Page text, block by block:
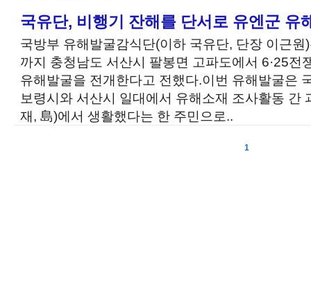
국유단, 비행기 잔해를 단서로 유엔군 유
국방부 유해발굴감식단(이하 국유단, 단장 이근
까지 충청남도 서산시 팔봉면 고파도에서 6·25전
유해발굴을 전개한다고 전했다.이번 유해발굴은
보령시와 서산시 일대에서 유해소재 조사활동 간
재, 島)에서 생활했다는 한 주민으로..
1